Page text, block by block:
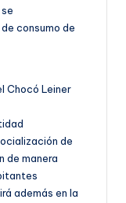
consumo de
Chocó Leiner
de
de manera
además en la